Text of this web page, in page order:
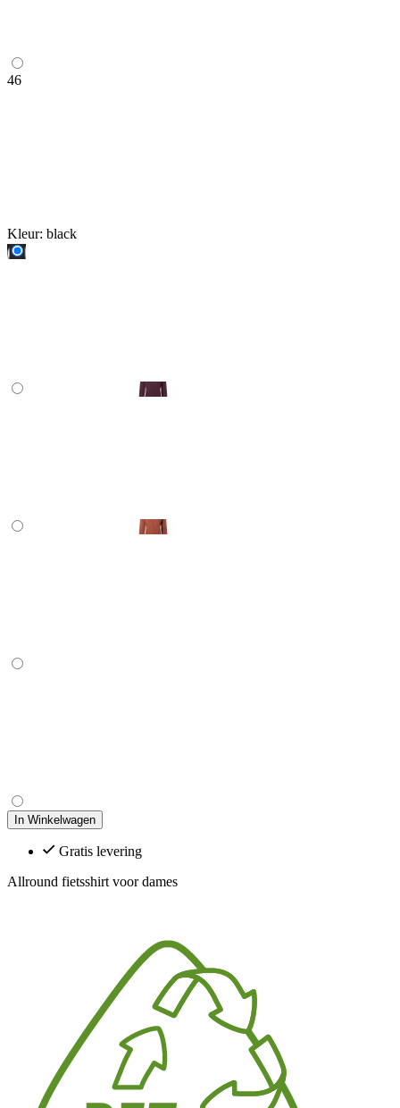
46
Kleur: black
In Winkelwagen
Gratis levering
Allround fietsshirt voor dames